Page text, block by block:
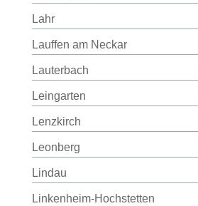
Lahr
Lauffen am Neckar
Lauterbach
Leingarten
Lenzkirch
Leonberg
Lindau
Linkenheim-Hochstetten